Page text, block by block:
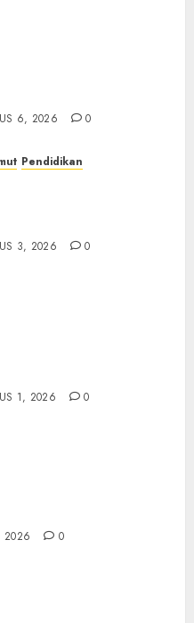
6, 2026 0
Pendidikan
3, 2026 0
1, 2026 0
2026 0